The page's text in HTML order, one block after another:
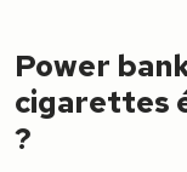
Power
cigarettes
?